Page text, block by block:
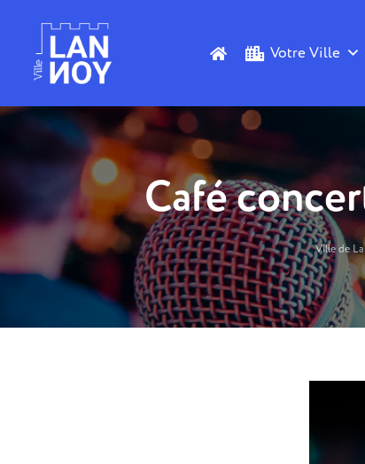
Votre Ville
Café
Ville de